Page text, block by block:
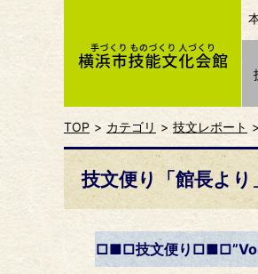
TOP カテゴリ 技文レポート
技文便り「館長より
□■□技文便り